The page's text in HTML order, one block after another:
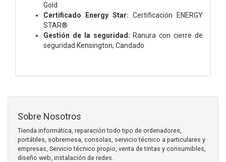
Gold
Certificado Energy Star: Certificación ENERGY
STAR®
Gestión de la seguridad: Ranura con cierre de
seguridad Kensington; Candado
Sobre Nosotros
Tienda informática, reparación todo tipo de ordenadores,
portátiles, sobremesa, consolas, servicio técnico a particulares y
empresas, Servicio técnico propio, venta de tintas y consumibles,
diseño web, instalación de redes.